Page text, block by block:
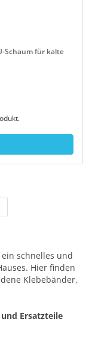
Schaum für kalte
schnelles und
Hier finden
Klebebänder,
Ersatzteile